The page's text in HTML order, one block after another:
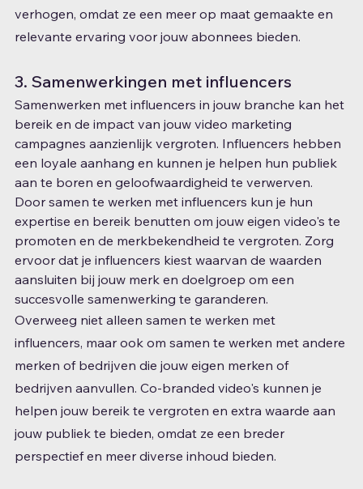
verhogen, omdat ze een meer op maat gemaakte en
relevante ervaring voor jouw abonnees bieden.
3. Samenwerkingen met influencers
Samenwerken met influencers in jouw branche kan het
bereik en de impact van jouw video marketing
campagnes aanzienlijk vergroten. Influencers hebben
een loyale aanhang en kunnen je helpen hun publiek
aan te boren en geloofwaardigheid te verwerven.
Door samen te werken met influencers kun je hun
expertise en bereik benutten om jouw eigen video's te
promoten en de merkbekendheid te vergroten. Zorg
ervoor dat je influencers kiest waarvan de waarden
aansluiten bij jouw merk en doelgroep om een ​​
succesvolle samenwerking te garanderen.
Overweeg niet alleen samen te werken met
influencers, maar ook om samen te werken met andere
merken of bedrijven die jouw eigen merken of
bedrijven aanvullen. Co-branded video's kunnen je
helpen jouw bereik te vergroten en extra waarde aan
jouw publiek te bieden, omdat ze een breder
perspectief en meer diverse inhoud bieden.